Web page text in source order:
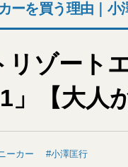
ーを買う理由｜小
リゾート
」【大人
ーカー 小澤匡行